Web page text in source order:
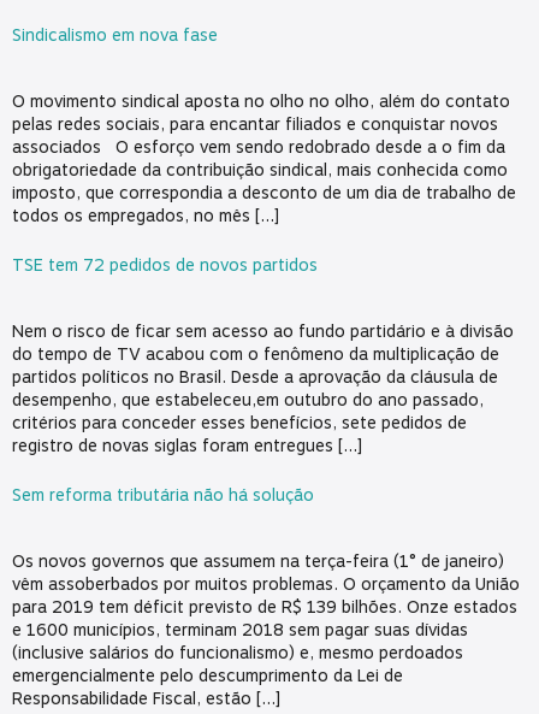
Sindicalismo em nova fase
O movimento sindical aposta no olho no olho, além do contato
pelas redes sociais, para encantar filiados e conquistar novos
associados O esforço vem sendo redobrado desde a o fim da
obrigatoriedade da contribuição sindical, mais conhecida como
imposto, que correspondia a desconto de um dia de trabalho de
todos os empregados, no mês […]
TSE tem 72 pedidos de novos partidos
Nem o risco de ficar sem acesso ao fundo partidário e à divisão
do tempo de TV acabou com o fenômeno da multiplicação de
partidos políticos no Brasil. Desde a aprovação da cláusula de
desempenho, que estabeleceu,em outubro do ano passado,
critérios para conceder esses benefícios, sete pedidos de
registro de novas siglas foram entregues […]
Sem reforma tributária não há solução
Os novos governos que assumem na terça-feira (1° de janeiro)
vêm assoberbados por muitos problemas. O orçamento da União
para 2019 tem déficit previsto de R$ 139 bilhões. Onze estados
e 1600 municípios, terminam 2018 sem pagar suas dívidas
(inclusive salários do funcionalismo) e, mesmo perdoados
emergencialmente pelo descumprimento da Lei de
Responsabilidade Fiscal, estão […]